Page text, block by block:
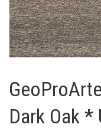
Dark Oak *